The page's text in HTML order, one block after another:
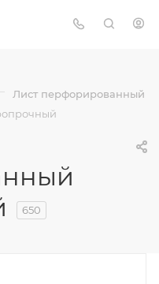
Лист перфорированный
650